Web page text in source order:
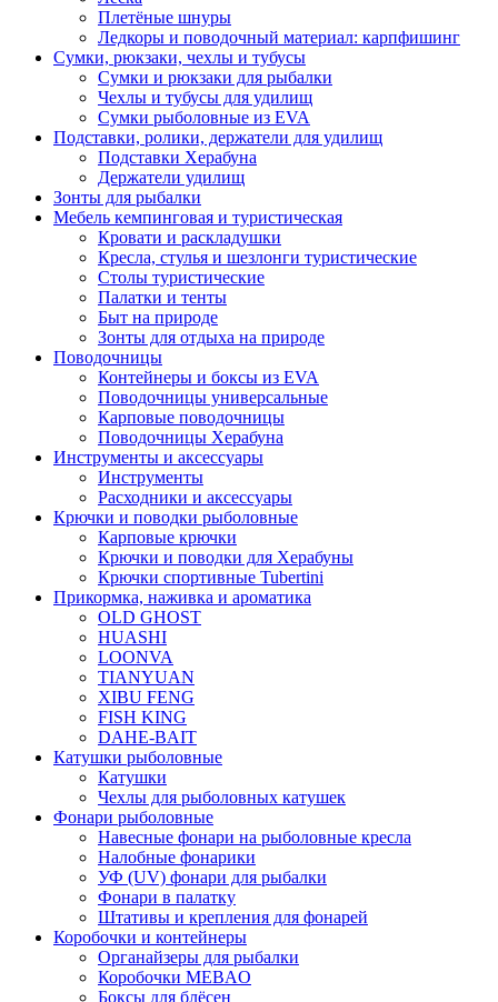
Плетёные шнуры
Ледкоры и поводочный материал: карпфишинг
Сумки, рюкзаки, чехлы и тубусы
Сумки и рюкзаки для рыбалки
Чехлы и тубусы для удилищ
Сумки рыболовные из EVA
Подставки, ролики, держатели для удилищ
Подставки Херабуна
Держатели удилищ
Зонты для рыбалки
Мебель кемпинговая и туристическая
Кровати и раскладушки
Кресла, стулья и шезлонги туристические
Столы туристические
Палатки и тенты
Быт на природе
Зонты для отдыха на природе
Поводочницы
Контейнеры и боксы из EVA
Поводочницы универсальные
Карповые поводочницы
Поводочницы Херабуна
Инструменты и аксессуары
Инструменты
Расходники и аксессуары
Крючки и поводки рыболовные
Карповые крючки
Крючки и поводки для Херабуны
Крючки спортивные Tubertini
Прикормка, наживка и ароматика
OLD GHOST
HUASHI
LOONVA
TIANYUAN
XIBU FENG
FISH KING
DAHE-BAIT
Катушки рыболовные
Катушки
Чехлы для рыболовных катушек
Фонари рыболовные
Навесные фонари на рыболовные кресла
Налобные фонарики
УФ (UV) фонари для рыбалки
Фонари в палатку
Штативы и крепления для фонарей
Коробочки и контейнеры
Органайзеры для рыбалки
Коробочки MEBAO
Боксы для блёсен